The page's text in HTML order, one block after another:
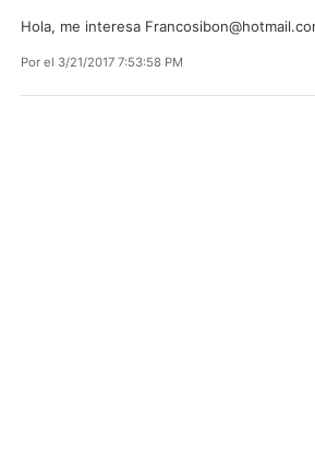
Hola, me interesa
Por el 3/21/2017 7:53:58 PM